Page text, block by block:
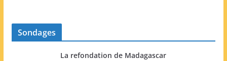
Sondages
La refondation de Madagascar